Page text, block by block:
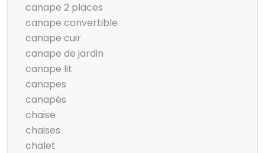
canape 2 places
canape convertible
canape cuir
canape de jardin
canape lit
canapes
canapés
chaise
chaises
chalet